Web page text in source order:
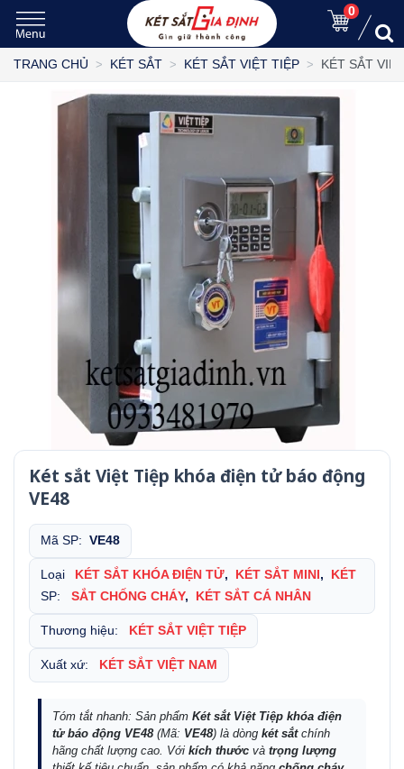
0
TRANG CHỦ KÉT SẮT KÉT SẮT VIỆT TIỆP KÉT SẮT
Két sắt Việt Tiệp khóa điện tử báo động
VE48
Mã SP: VE48
Loại
SP:
KÉT SẮT KHÓA ĐIỆN TỬ, KÉT SẮT MINI ,
KÉT
SẮT CHỐNG CHÁY, KÉT SẮT CÁ NHÂN
Thương hiệu: KÉT SẮT VIỆT TIỆP
Xuất xứ: KÉT SẮT VIỆT NAM
Tóm tắt nhanh: Sản phẩm Két sắt Việt Tiệp khóa điện
tử báo động VE48(Mã: VE48) là dòng két sắtchính
hãng chất lượng cao. Với kích thước và trọng lượng